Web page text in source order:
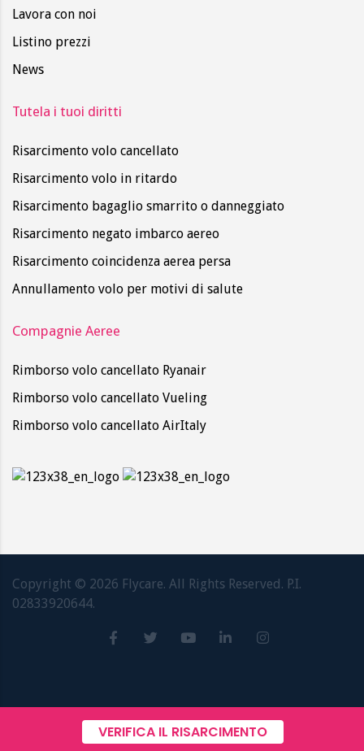
Lavora con noi
Listino prezzi
News
Tutela i tuoi diritti
Risarcimento volo cancellato
Risarcimento volo in ritardo
Risarcimento bagaglio smarrito o danneggiato
Risarcimento negato imbarco aereo
Risarcimento coincidenza aerea persa
Annullamento volo per motivi di salute
Compagnie Aeree
Rimborso volo cancellato Ryanair
Rimborso volo cancellato Vueling
Rimborso volo cancellato AirItaly
Copyright © 2026 Flycare. All Rights Reserved. P.I.
02833920644.
VERIFICA IL RISARCIMENTO